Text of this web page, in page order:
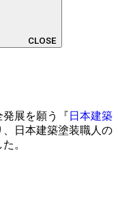
CLOSE
展を願う『 日本建築
、日本建築塗装職人の
。